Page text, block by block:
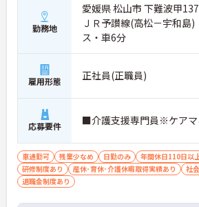
勤務地
愛媛県 松山市 下難波甲
ＪＲ予讃線(高松－宇和島
ス・車6分
雇用形態 正社員(正職員)
応募要件 ■介護支援専門員※ケアマ
車通勤可 残業少なめ 日勤のみ 年間休日110日以
研修制度あり
産休･育休･介護休暇取得実績あり 社
退職金制度あり